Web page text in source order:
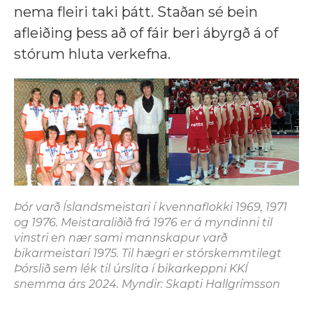
nema fleiri taki þátt. Staðan sé bein
afleiðing þess að of fáir beri ábyrgð á of
stórum hluta verkefna.
Þór varð Íslandsmeistari í kvennaflokki 1969, 1971
og 1976. Meistaraliðið frá 1976 er á myndinni til
vinstri en nær sami mannskapur varð
bikarmeistari 1975. Til hægri er stórskemmtilegt
Þórslið sem lék til úrslita í bikarkeppni KKÍ
snemma árs 2024. Myndir: Skapti Hallgrímsson